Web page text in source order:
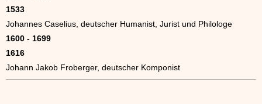
1533
Johannes Caselius, deutscher Humanist, Jurist und Philologe
1600 - 1699
1616
Johann Jakob Froberger, deutscher Komponist